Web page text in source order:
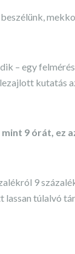
– egy
kutatás
9 órát, ez
9
lassan túlalvó